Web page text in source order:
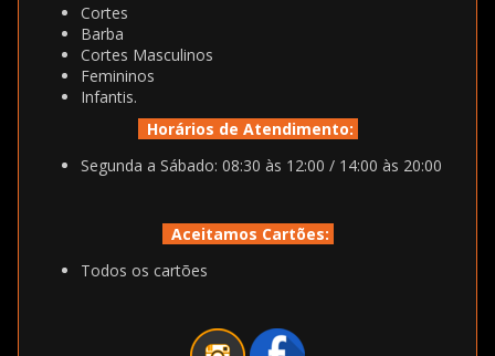
Cortes
Barba
Cortes Masculinos
Femininos
Infantis.
Horários de Atendimento:
Segunda a Sábado: 08:30 às 12:00 / 14:00 às 20:00
Aceitamos Cartões:
Todos os cartões